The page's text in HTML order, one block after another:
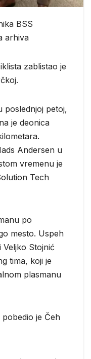
BSS
arhiva
zablistao je
poslednjoj petoj,
je deonica
Andersen u
vremenu je
Tech
po
mesto. Uspeh
Veljko Stojnić
tima, koji je
plasmanu
je Čeh